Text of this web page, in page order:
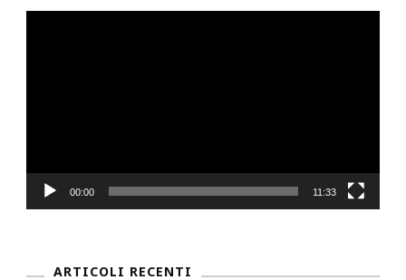
00:00 11:33
ARTICOLI RECENTI